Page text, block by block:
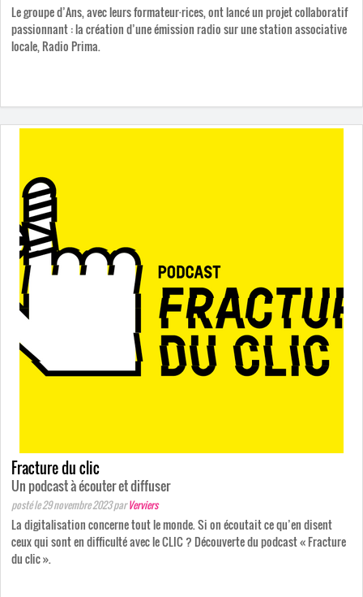
Le groupe d’Ans, avec leurs formateur·rices, ont lancé un projet collaboratif
passionnant : la création d’une émission radio sur une station associative
locale, Radio Prima.
Fracture du clic
Un podcast à écouter et diffuser
posté le 29 novembre 2023parVerviers
La digitalisation concerne tout le monde. Si on écoutait ce qu’en disent
ceux qui sont en difficulté avec le CLIC ? Découverte du podcast « Fracture
du clic ».